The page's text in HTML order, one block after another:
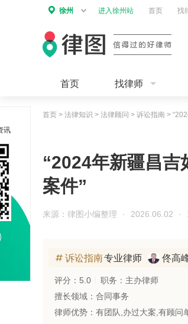
徐州 进入徐州站 首页 找
首页 找律师
首页 > 法律知识 > 法律顾问 > 诉讼指南 >
“2024年新疆昌吉
案件”
来源：律图小编整理 · 2026.06.02 ·
诉讼指南专业律师 佟高
评分：5.0 职务：主办律师
擅长领域：合同事务
讯